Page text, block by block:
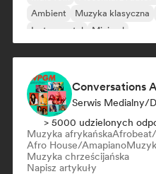
Ambient
Muzyka klasyczna
Instrumental
Minimal
Conversations
Serwis Medialny/
> 5000 udzielonych
Muzyka afrykańska
Afro House/Amapiano
Muzyka chrześcijańska
Napisz artykuły